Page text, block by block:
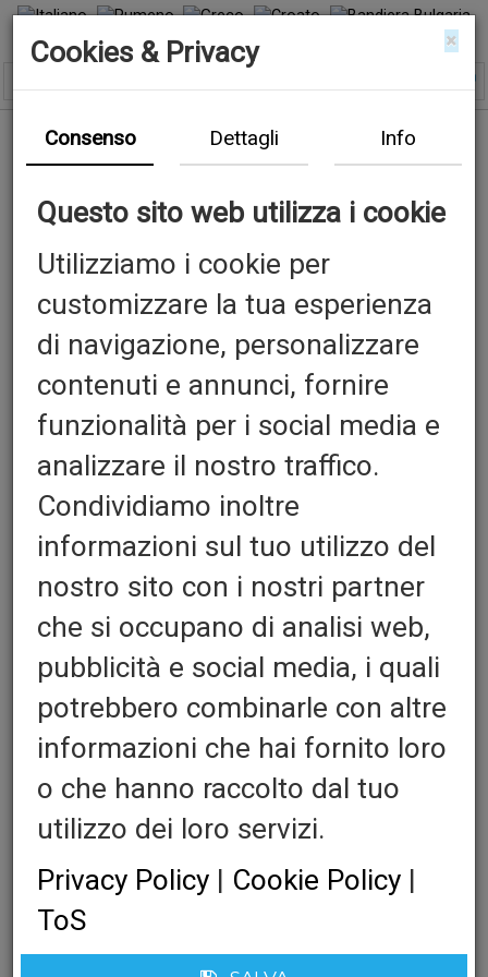
Previous
Sustav za odvajanje traka -
brojač, odvajanje traka i
opružna kopča
Quantita':
Counter, Strip e Spring Clip:
×
Cookies & Privacy
Consenso Dettagli Info
Questo sito web utilizza i cookie
Utilizziamo i cookie per
customizzare la tua esperienza
di navigazione, personalizzare
contenuti e annunci, fornire
funzionalità per i social media e
analizzare il nostro traffico.
Condividiamo inoltre
informazioni sul tuo utilizzo del
nostro sito con i nostri partner
che si occupano di analisi web,
pubblicità e social media, i quali
potrebbero combinarle con altre
informazioni che hai fornito loro
o che hanno raccolto dal tuo
utilizzo dei loro servizi.
Privacy Policy | Cookie Policy |
ToS